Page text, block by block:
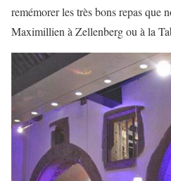
remémorer les très bons repas que
Maximillien à Zellenberg ou à la